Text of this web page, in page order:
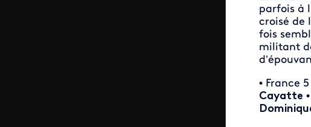
parfois à
croisé de
fois
militant
• France
Cayatte